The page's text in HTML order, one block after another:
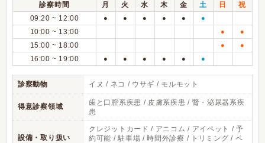
診察時間 月 火 水 木 金 土 日
祝
09:20 ~ 12:00
● ● ● ● ● ●
10:00 ~ 13:00 ● ●
15:00 ~ 18:00 ● ●
16:00 ~ 19:00 ● ● ● ● ● ●
診察動物 イヌ / ネコ / ウサギ / モルモット
得意診察領域
歯と口腔系疾患 / 皮膚系疾患 / 腎・泌尿器系疾
患
設備・取り扱い
クレジットカード / アニコム / アイペット / 予
約可能 / 駐車場 / 時間外診療 / トリミング / ペ